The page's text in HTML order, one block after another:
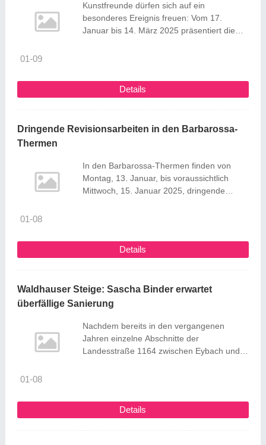
Kunstfreunde dürfen sich auf ein
besonderes Ereignis freuen: Vom 17.
Januar bis 14. März 2025 präsentiert die
Die Vernissage findet am 17. Januar 2025
um 19 Uhr im Rathaus statt und lädt
01-09
Details
Dringende Revisionsarbeiten in den Barbarossa-
Thermen
In den Barbarossa-Thermen finden von
Montag, 13. Januar, bis voraussichtlich
Mittwoch, 15. Januar 2025, dringende
diesem Zeitraum außer Betrieb. Die
Arbeiten am Nichtschwimmer-/Lehrbecken
gewährleisten. Aufgrund technischer
Zusammenhänge können während der ...
01-08
Details
Waldhauser Steige: Sascha Binder erwartet
überfällige Sanierung
Nachdem bereits in den vergangenen
Jahren einzelne Abschnitte der
Landesstraße 1164 zwischen Eybach und
unabdingbar geworden. Da an der
dringenden Sanierungsbedürftigkeit kein
01-08
Details